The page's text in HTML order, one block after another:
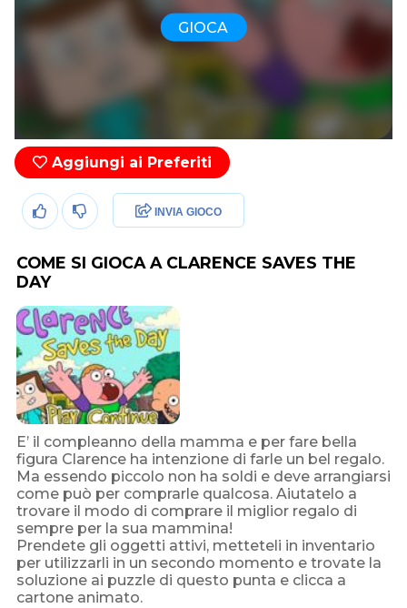
GIOCA
Aggiungi ai Preferiti
INVIA GIOCO
COME SI GIOCA A CLARENCE SAVES THE
DAY
E’ il compleanno della mamma e per fare bella
figura Clarence ha intenzione di farle un bel regalo.
Ma essendo piccolo non ha soldi e deve arrangiarsi
come può per comprarle qualcosa. Aiutatelo a
trovare il modo di comprare il miglior regalo di
sempre per la sua mammina!
Prendete gli oggetti attivi, metteteli in inventario
per utilizzarli in un secondo momento e trovate la
soluzione ai puzzle di questo punta e clicca a
cartone animato.